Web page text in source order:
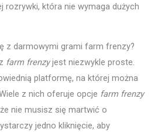
rozrywki, która nie wymaga dużych
z darmowymi grami farm frenzy?
farm frenzyjest niezwykle proste.
platformę, na której można
z nich oferuje opcje farm frenzy
nie musisz się martwić o
jedno kliknięcie, aby